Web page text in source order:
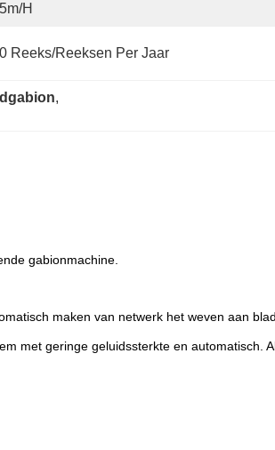
h
Reeks/Reeksen Per Jaar
,
gabionmachine.
maken van netwerk het weven aan
met geringe geluidssterkte en automatisch.